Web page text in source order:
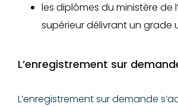
les diplômes du ministère de
supérieur délivrant un grade
L’enregistrement sur
L’enregistrement sur demande